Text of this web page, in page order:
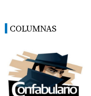
COLUMNAS